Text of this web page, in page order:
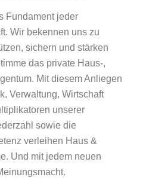
Fundament jeder
Wir bekennen uns zu
sichern und stärken
das private Haus-,
Mit diesem Anliegen
Verwaltung, Wirtschaft
unserer
sowie die
verleihen Haus &
Und mit jedem neuen